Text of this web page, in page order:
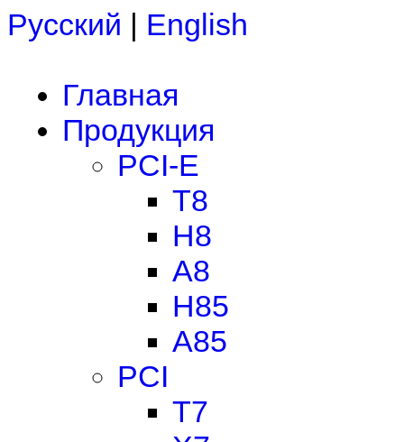
Русский | English
Главная
Продукция
PCI-E
T8
H8
A8
H85
A85
PCI
T7